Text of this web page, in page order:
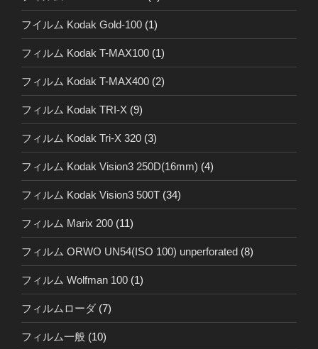
フイルム Kodak Gold-100 (1)
フィルム Kodak T-MAX100 (1)
フィルム Kodak T-MAX400 (2)
フィルム Kodak TRI-X (9)
フィルム Kodak Tri-X 320 (3)
フィルム Kodak Vision3 250D(16mm) (4)
フィルム Kodak Vision3 500T (34)
フィルム Marix 200 (11)
フィルム ORWO UN54(ISO 100) unperforated (8)
フィルム Wolfman 100 (1)
フィルムローダ (7)
フィルム一般 (10)